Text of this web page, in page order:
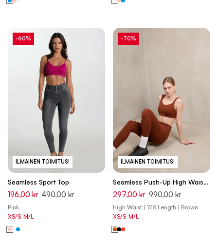
ILMAINEN TOIMITUS!
-60%
Seamless Sport Top
196,00 kr 490,00 kr
Pink
XS/S M/L
ILMAINEN TOIMITUS!
-70%
Seamless Push-Up High Waist
Skinny 7/8 Leggings - Brandy
Brown - Made in Italy
297,00 kr 990,00 kr
High Waist | 7/8 Length | Brown
XS/S M/L